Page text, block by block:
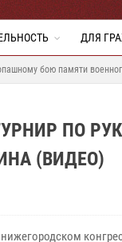
ДЛЯ
бою памяти
ПО
(ВИДЕО)